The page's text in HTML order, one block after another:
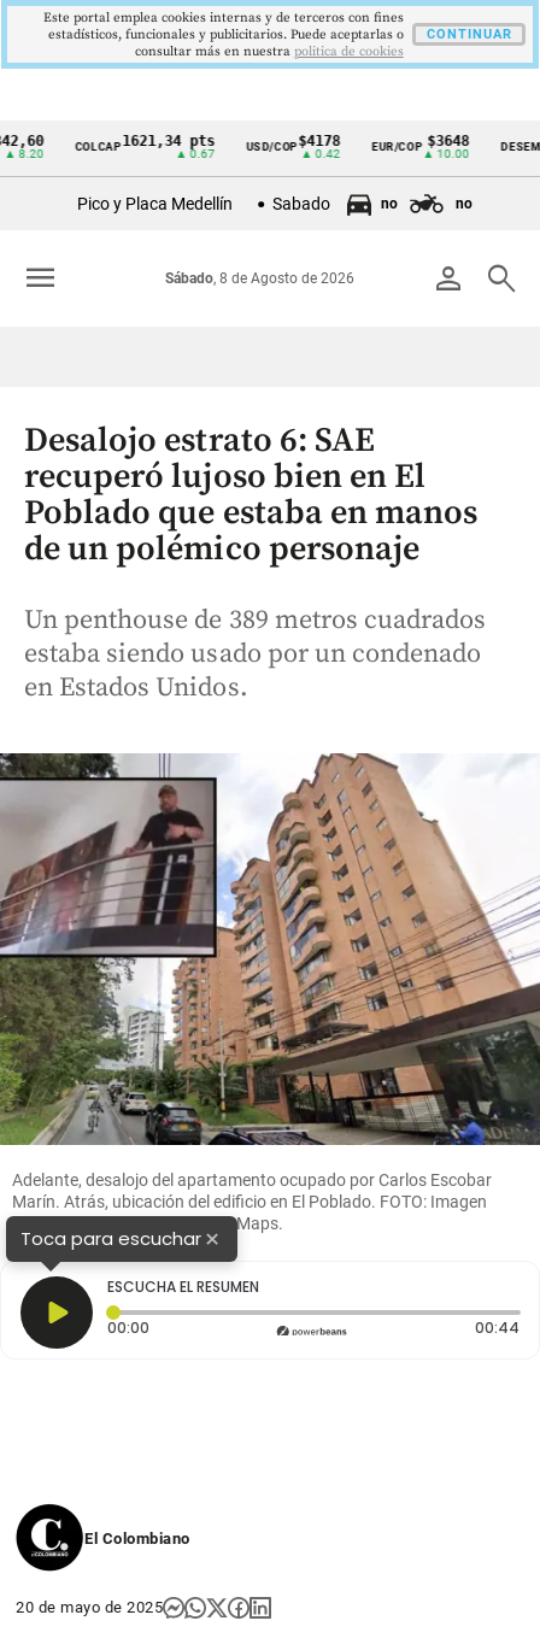
Cintillo
Colombia
COLCAP1621,34 pts USD/COP$4178
▲ 0.42
EUR/COP $3648
▲ 10.00
DESEMPLEO
Pico y Placa Medellín Sabado no no
person search
Sábado, 8 de Agosto de 2026
menu
Desalojo estrato 6: SAE
recuperó lujoso bien en El
Poblado que estaba en manos
de un polémico personaje
Un penthouse de 389 metros cuadrados
estaba siendo usado por un condenado
en Estados Unidos.
Adelante, desalojo del apartamento ocupado por Carlos Escobar
Marín. Atrás, ubicación del edificio en El Poblado. FOTO: Imagen
tomadas de redes y de GoogleMaps.
Toca para escuchar×
ESCUCHA EL RESUMEN
00:00 Tiempo transcurrido: 0 segundos 00:44
El Colombiano
20 de mayo de 2025
Este portal emplea cookies internas y de terceros con fines
estadísticos, funcionales y publicitarios. Puede aceptarlas o
consultar más en nuestra politica de cookies
CONTINUAR